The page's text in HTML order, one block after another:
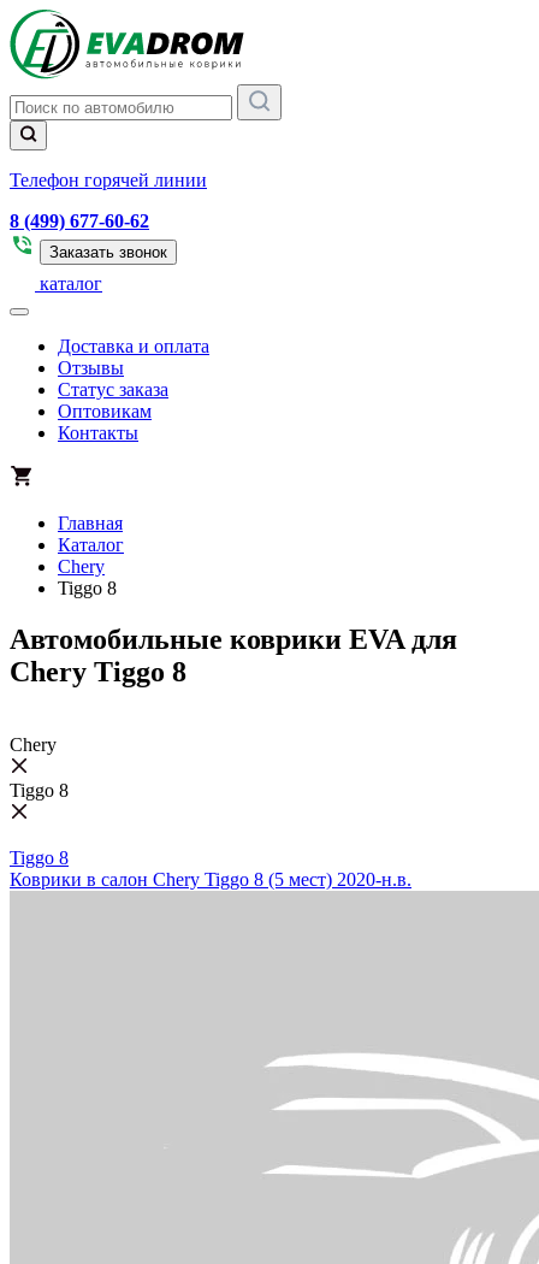
Телефон горячей линии
8 (499) 677-60-62
Заказать звонок
каталог
Доставка и оплата
Отзывы
Статус заказа
Оптовикам
Контакты
Главная
Каталог
Chery
Tiggo 8
Автомобильные коврики EVA для
Chery Tiggo 8
Chery
Tiggo 8
Tiggo 8
Коврики в салон Chery Tiggo 8 (5 мест) 2020-н.в.